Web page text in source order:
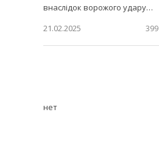
внаслідок ворожого удару…
21.02.2025
399
нет